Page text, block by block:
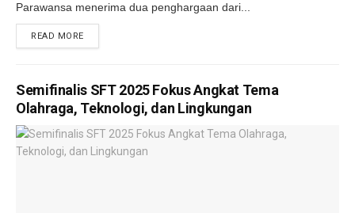
Parawansa menerima dua penghargaan dari...
READ MOREDETAILS
Semifinalis SFT 2025 Fokus Angkat Tema
Olahraga, Teknologi, dan Lingkungan